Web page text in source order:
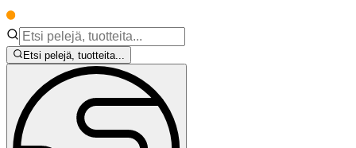
Etsi pelejä, tuotteita...